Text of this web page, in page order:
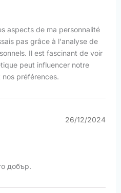
aspects de ma personnalité
pas grâce à l'analyse de
Il est fascinant de voir
peut influencer notre
préférences.
26/12/2024
добър.